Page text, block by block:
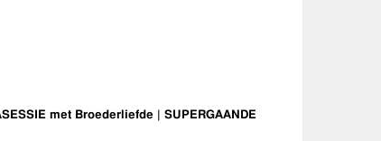
met Broederliefde | SUPERGAANDE